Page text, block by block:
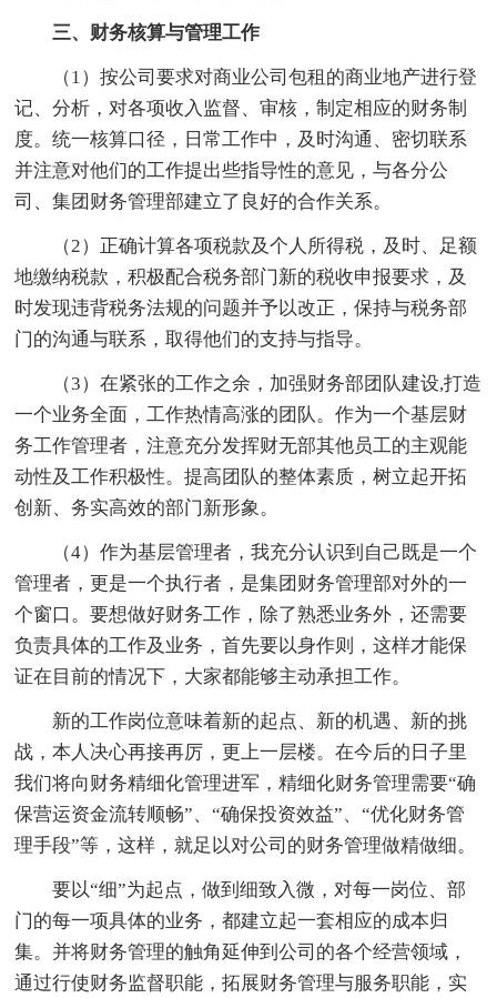
三、财务核算与管理工作
（1）按公司要求对商业公司包租的商业地产进行登
记、分析，对各项收入监督、审核，制定相应的财务制
度。统一核算口径，日常工作中，及时沟通、密切联系
并注意对他们的工作提出些指导性的意见，与各分公
司、集团财务管理部建立了良好的合作关系。
（2）正确计算各项税款及个人所得税，及时、足额
地缴纳税款，积极配合税务部门新的税收申报要求，及
时发现违背税务法规的问题并予以改正，保持与税务部
门的沟通与联系，取得他们的支持与指导。
（3）在紧张的工作之余，加强财务部团队建设,打造
一个业务全面，工作热情高涨的团队。作为一个基层财
务工作管理者，注意充分发挥财无部其他员工的主观能
动性及工作积极性。提高团队的整体素质，树立起开拓
创新、务实高效的部门新形象。
（4）作为基层管理者，我充分认识到自己既是一个
管理者，更是一个执行者，是集团财务管理部对外的一
个窗口。要想做好财务工作，除了熟悉业务外，还需要
负责具体的工作及业务，首先要以身作则，这样才能保
证在目前的情况下，大家都能够主动承担工作。
新的工作岗位意味着新的起点、新的机遇、新的挑
战，本人决心再接再厉，更上一层楼。在今后的日子里
我们将向财务精细化管理进军，精细化财务管理需要“确
保营运资金流转顺畅”、“确保投资效益”、“优化财务管
理手段”等，这样，就足以对公司的财务管理做精做细。
要以“细”为起点，做到细致入微，对每一岗位、部
门的每一项具体的业务，都建立起一套相应的成本归
集。并将财务管理的触角延伸到公司的各个经营领域，
通过行使财务监督职能，拓展财务管理与服务职能，实